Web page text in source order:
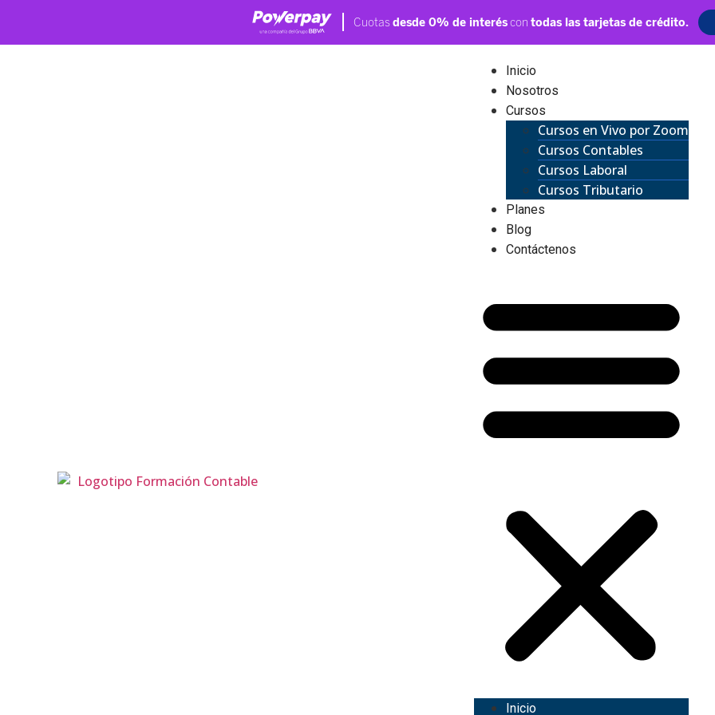
Inicio
Nosotros
Cursos
Cursos en Vivo por Zoom
Cursos Contables
Cursos Laboral
Cursos Tributario
Planes
Blog
Contáctenos
Inicio